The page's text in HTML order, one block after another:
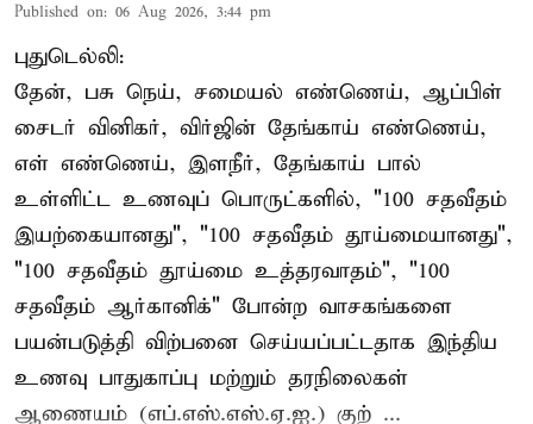
Published on: 06 Aug 2026, 3:44 pm
புதுடெல்லி:
தேன், பசு நெய், சமையல் எண்ணெய், ஆப்பிள்
சைடர் வினிகர், விர்ஜின் தேங்காய் எண்ணெய்,
எள் எண்ணெய், இளநீர், தேங்காய் பால்
உள்ளிட்ட உணவுப் பொருட்களில், "100 சதவீதம்
இயற்கையானது", "100 சதவீதம் தூய்மையானது",
"100 சதவீதம் தூய்மை உத்தரவாதம்", "100
சதவீதம் ஆர்கானிக்" போன்ற வாசகங்களை
பயன்படுத்தி விற்பனை செய்யப்பட்டதாக இந்திய
உணவு பாதுகாப்பு மற்றும் தரநிலைகள்
ஆணையம் (எப்.எஸ்.எஸ்.ஏ.ஐ.) குற் ...